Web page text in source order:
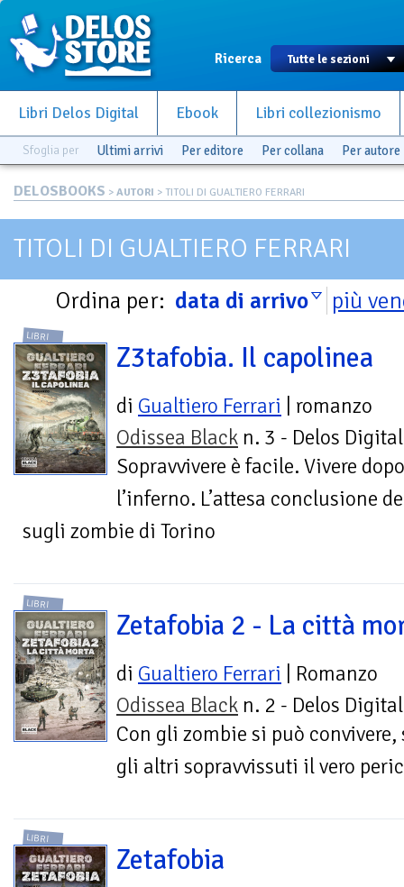
Ricerca
Libri Delos Digital Ebook Libri collezionismo
Sfoglia per Ultimi arrivi Per editore Per collana Per autore
DELOSBOOKS > AUTORI > TITOLI DI GUALTIERO FERRARI
TITOLI DI GUALTIERO FERRARI
Ordina per: data di arrivo più
LIBRI
Z3tafobia. Il capolinea
di Gualtiero Ferrari | romanzo
Odissea Black n. 3 - Delos Digital
Sopravvivere è facile. Vivere
l’inferno. L’attesa conclusione
sugli zombie di Torino
LIBRI
Zetafobia 2 - La città
di Gualtiero Ferrari | Romanzo
Odissea Black n. 2 - Delos Digital
Con gli zombie si può convivere,
gli altri sopravvissuti il vero
LIBRI
Zetafobia